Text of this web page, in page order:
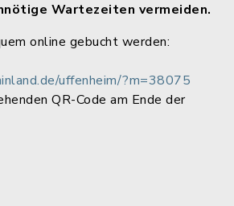
Wartezeiten vermeiden.
online gebucht werden:
uffenheim/?m=38075
QR-Code am Ende der